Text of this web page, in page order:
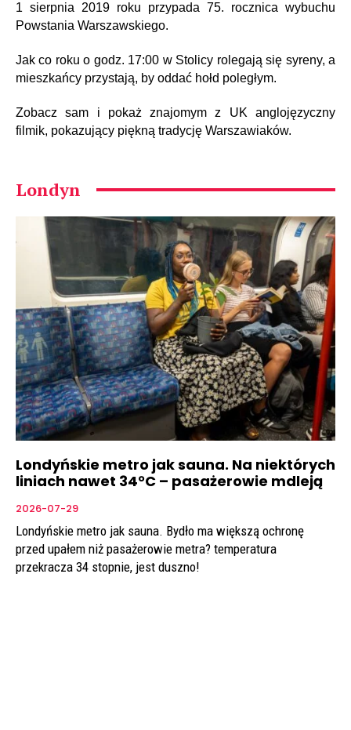
1 sierpnia 2019 roku przypada 75. rocznica wybuchu
Powstania Warszawskiego.
Jak co roku o godz. 17:00 w Stolicy rolegają się syreny, a
mieszkańcy przystają, by oddać hołd poległym.
Zobacz sam i pokaż znajomym z UK anglojęzyczny
filmik, pokazujący piękną tradycję Warszawiaków.
Londyn
Londyńskie metro jak sauna. Na niektórych
liniach nawet 34°C – pasażerowie mdleją
2026-07-29
Londyńskie metro jak sauna. Bydło ma większą ochronę
przed upałem niż pasażerowie metra? temperatura
przekracza 34 stopnie, jest duszno!